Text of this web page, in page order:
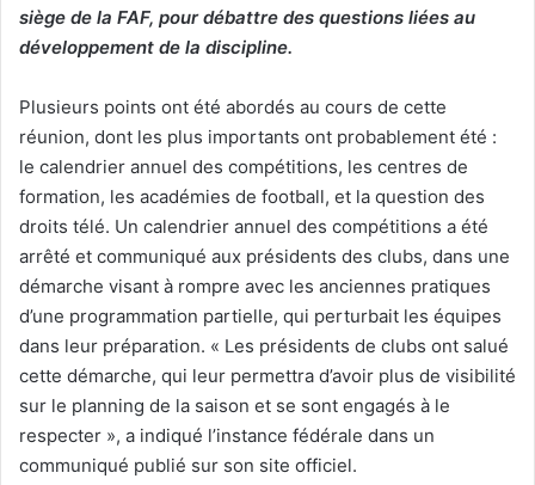
siège de la FAF, pour débattre des questions liées au
développement de la discipline.
Plusieurs points ont été abordés au cours de cette
réunion, dont les plus importants ont probablement été :
le calendrier annuel des compétitions, les centres de
formation, les académies de football, et la question des
droits télé. Un calendrier annuel des compétitions a été
arrêté et communiqué aux présidents des clubs, dans une
démarche visant à rompre avec les anciennes pratiques
d’une programmation partielle, qui perturbait les équipes
dans leur préparation. « Les présidents de clubs ont salué
cette démarche, qui leur permettra d’avoir plus de visibilité
sur le planning de la saison et se sont engagés à le
respecter », a indiqué l’instance fédérale dans un
communiqué publié sur son site officiel.